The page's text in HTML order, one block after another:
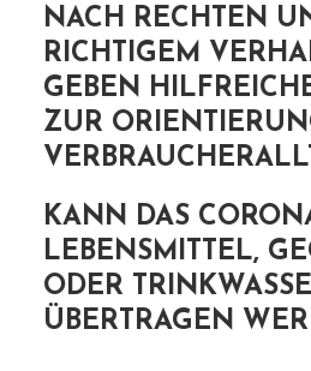
NACH RECHTEN
RICHTIGEM
GEBEN
ZUR
KANN DAS
LEBENSMITTEL,
ODER
ÜBERTRAGEN